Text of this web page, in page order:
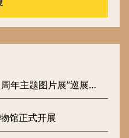
主题图片展”巡展预告
馆正式开展